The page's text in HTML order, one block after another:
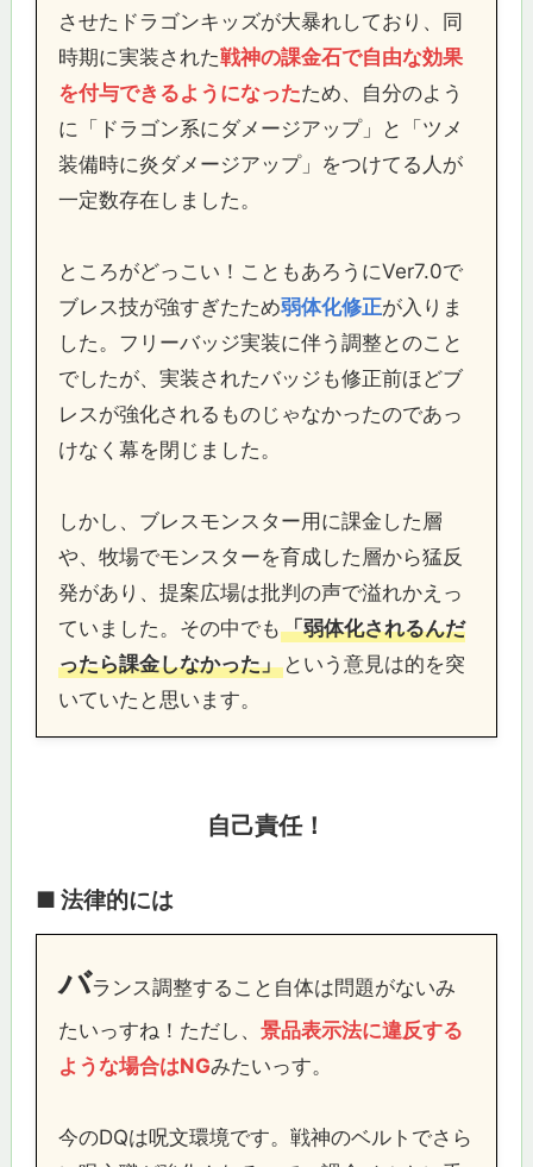
させたドラゴンキッズが大暴れしており、同
時期に実装された戦神の課金石で自由な効果
を付与できるようになったため、自分のよう
に「ドラゴン系にダメージアップ」と「ツメ
装備時に炎ダメージアップ」をつけてる人が
一定数存在しました。
ところがどっこい！こともあろうにVer7.0で
ブレス技が強すぎたため弱体化修正が入りま
した。フリーバッジ実装に伴う調整とのこと
でしたが、実装されたバッジも修正前ほどブ
レスが強化されるものじゃなかったのであっ
けなく幕を閉じました。
しかし、ブレスモンスター用に課金した層
や、牧場でモンスターを育成した層から猛反
発があり、提案広場は批判の声で溢れかえっ
ていました。その中でも「弱体化されるんだ
ったら課金しなかった」という意見は的を突
いていたと思います。
自己責任！
■ 法律的には
バランス調整すること自体は問題がないみ
たいっすね！ただし、 景品表示法に違反する
ような場合はNGみたいっす。
今のDQは呪文環境です。戦神のベルトでさら